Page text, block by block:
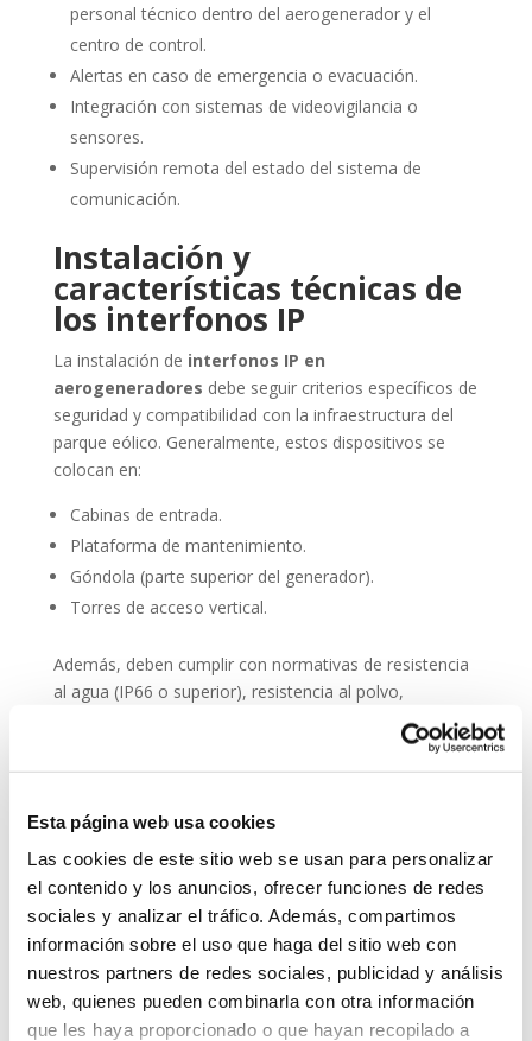
Esta página web usa cookies
Las cookies de este sitio web se usan para personalizar
el contenido y los anuncios, ofrecer funciones de redes
sociales y analizar el tráfico. Además, compartimos
información sobre el uso que haga del sitio web con
nuestros partners de redes sociales, publicidad y análisis
web, quienes pueden combinarla con otra información
que les haya proporcionado o que hayan recopilado a
personal técnico dentro del aerogenerador y el
centro de control.
Alertas en caso de emergencia o evacuación.
Integración con sistemas de videovigilancia o
sensores.
Supervisión remota del estado del sistema de
comunicación.
Instalación y
características técnicas de
los interfonos IP
La instalación de interfonos IP en
aerogeneradores debe seguir criterios específicos de
seguridad y compatibilidad con la infraestructura del
parque eólico. Generalmente, estos dispositivos se
colocan en:
Cabinas de entrada.
Plataforma de mantenimiento.
Góndola (parte superior del generador).
Torres de acceso vertical.
Además, deben cumplir con normativas de resistencia
al agua (IP66 o superior), resistencia al polvo,
compatibilidad electromagnética y facilidad de
Audio en alta definición (HD).
Reducción activa de ruido.
Botones de emergencia o comunicación directa.
Posibilidad de conexión con fibra óptica o redes
móviles.
Alimentación PoE (Power over Ethernet) para
simplificar el cableado.